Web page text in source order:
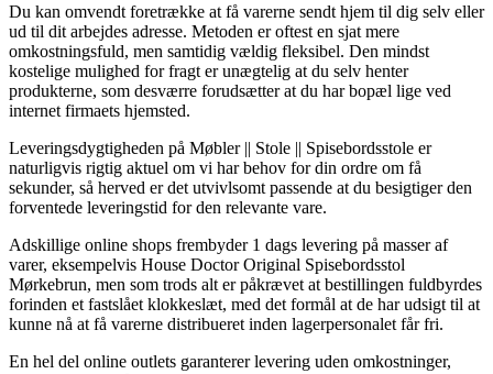
Du kan omvendt foretrække at få varerne sendt hjem til dig selv eller
ud til dit arbejdes adresse. Metoden er oftest en sjat mere
omkostningsfuld, men samtidig vældig fleksibel. Den mindst
kostelige mulighed for fragt er unægtelig at du selv henter
produkterne, som desværre forudsætter at du har bopæl lige ved
internet firmaets hjemsted.
Leveringsdygtigheden på Møbler || Stole || Spisebordsstole er
naturligvis rigtig aktuel om vi har behov for din ordre om få
sekunder, så herved er det utvivlsomt passende at du besigtiger den
forventede leveringstid for den relevante vare.
Adskillige online shops frembyder 1 dags levering på masser af
varer, eksempelvis House Doctor Original Spisebordsstol
Mørkebrun, men som trods alt er påkrævet at bestillingen fuldbyrdes
forinden et fastslået klokkeslæt, med det formål at de har udsigt til at
kunne nå at få varerne distribueret inden lagerpersonalet får fri.
En hel del online outlets garanterer levering uden omkostninger,